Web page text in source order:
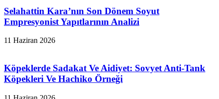
Selahattin Kara’nın Son Dönem Soyut
Empresyonist Yapıtlarının Analizi
11 Haziran 2026
Köpeklerde Sadakat Ve Aidiyet: Sovyet Anti-Tank
Köpekleri Ve Hachiko Örneği